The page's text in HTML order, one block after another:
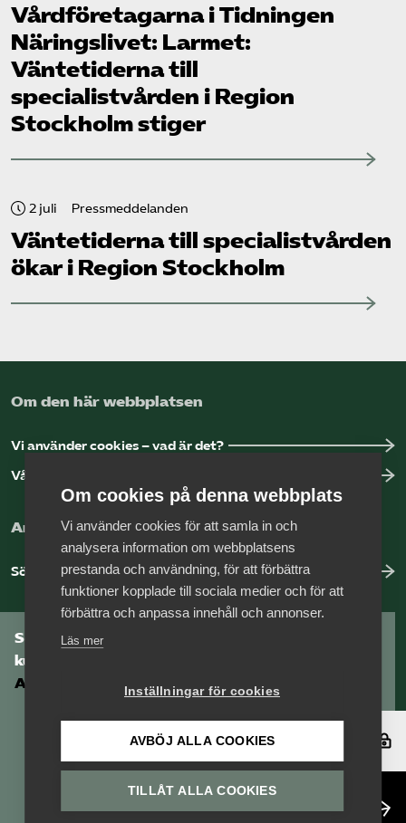
Vård­företagarna i Tidningen
Näringslivet: Larmet:
Väntetiderna till
specialistvården i Region
Stockholm stiger
2 juli Pressmeddelanden
Väntetiderna till specialistvården
ökar i Region Stockholm
Om den här webbplatsen
Vi använder cookies – vad är det?
Vår dataskyddspolicy
Arbeta hos Vårdföretagarna?
Sök jobb hos oss
Som medlem har du tillgång till vår digitala
kunskapsbank
Arbetsgivarguiden
Logga in
Om cookies på denna webbplats
Vi använder cookies för att samla in och
analysera information om webbplatsens
prestanda och användning, för att förbättra
funktioner kopplade till sociala medier och för att
förbättra och anpassa innehåll och annonser.
Läs mer
Inställningar för cookies
AVBÖJ ALLA COOKIES
TILLÅT ALLA COOKIES